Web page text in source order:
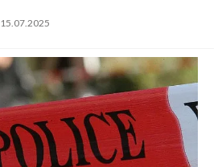
Posted
15.07.2025